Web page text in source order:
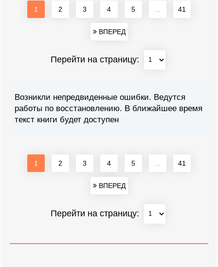
1 2 3 4 5 41
ВПЕРЕД
Перейти на страницу:
Возникли непредвиденные ошибки. Ведутся
работы по восстановлению. В ближайшее время
текст книги будет доступен
1 2 3 4 5 41
ВПЕРЕД
Перейти на страницу: